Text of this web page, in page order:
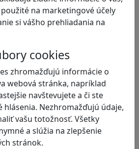
na marketingové účely
si vášho prehliadania na
cookies
zhromažďujú informácie o
webová stránka, napríklad
navštevujete a či ste
hlásenia. Nezhromažďujú údaje,
vašu totožnosť. Všetky
a slúžia na zlepšenie
stránok.
a kooperácia